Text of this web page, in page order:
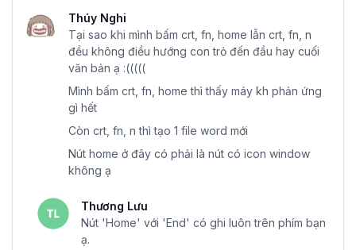
Thúy Nghi
Tại sao khi mình bấm crt, fn, home lẫn crt, fn, n
đều không điều hướng con trỏ đến đầu hay cuối
văn bản ạ :(((((
Mình bấm crt, fn, home thì thấy máy kh phản ứng
gì hết
Còn crt, fn, n thì tạo 1 file word mới
Nút home ở đây có phải là nút có icon window
không ạ
Thương Lưu
Nút 'Home' với 'End' có ghi luôn trên phím bạn
ạ.